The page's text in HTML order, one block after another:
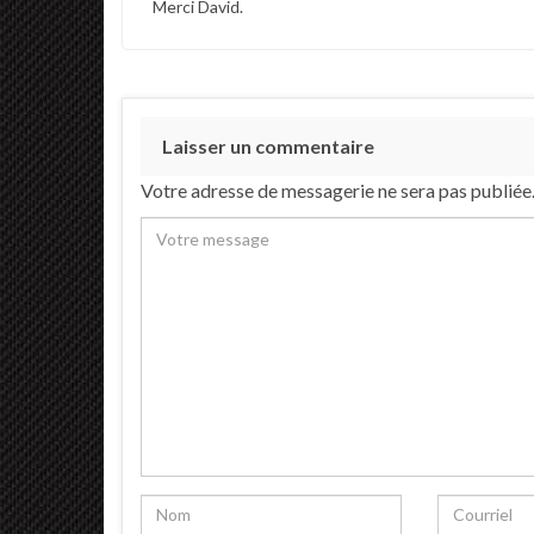
Merci David.
Laisser un commentaire
Votre adresse de messagerie ne sera pas publiée.